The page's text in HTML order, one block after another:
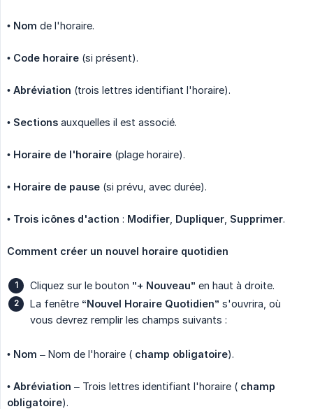
• Nom de l'horaire.
• Code horaire (si présent).
• Abréviation (trois lettres identifiant l'horaire).
• Sections auxquelles il est associé.
• Horaire de l'horaire (plage horaire).
• Horaire de pause (si prévu, avec durée).
• Trois icônes d'action : Modifier Dupliquer Supprimer.
Comment créer un nouvel horaire quotidien
Cliquez sur le bouton ”+ Nouveau” en haut à droite.
La fenêtre “Nouvel Horaire Quotidien” s'ouvrira, où
vous devrez remplir les champs suivants :
• Nom – Nom de l'horaire ( champ obligatoire).
• Abréviation – Trois lettres identifiant l'horaire ( champ
obligatoire).